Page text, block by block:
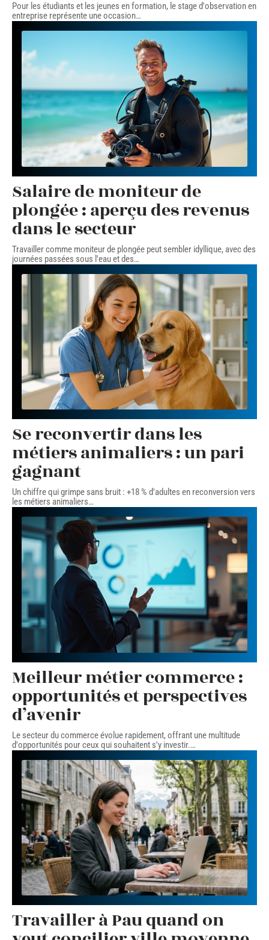
Pour les étudiants et les jeunes en formation, le stage d'observation en
entreprise représente une occasion…
Salaire de moniteur de
plongée : aperçu des revenus
dans le secteur
Travailler comme moniteur de plongée peut sembler idyllique, avec des
journées passées sous l'eau et des…
Se reconvertir dans les
métiers animaliers : un pari
gagnant
Un chiffre qui grimpe sans bruit : +18 % d'adultes en reconversion vers
les métiers animaliers…
Meilleur métier commerce :
opportunités et perspectives
d’avenir
Le secteur du commerce évolue rapidement, offrant une multitude
d'opportunités pour ceux qui souhaitent s'y investir.…
Travailler à Pau quand on